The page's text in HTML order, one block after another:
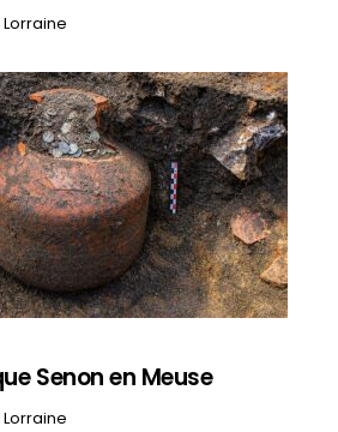
Lorraine
Senon en Meuse
Lorraine